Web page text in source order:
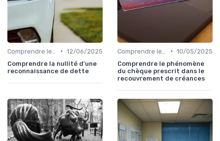
• 12/06/2025
Comprendre la nullité d'une
reconnaissance de dette
• 10/05/2025
Comprendre le phénomène
du chèque prescrit dans le
recouvrement de créances